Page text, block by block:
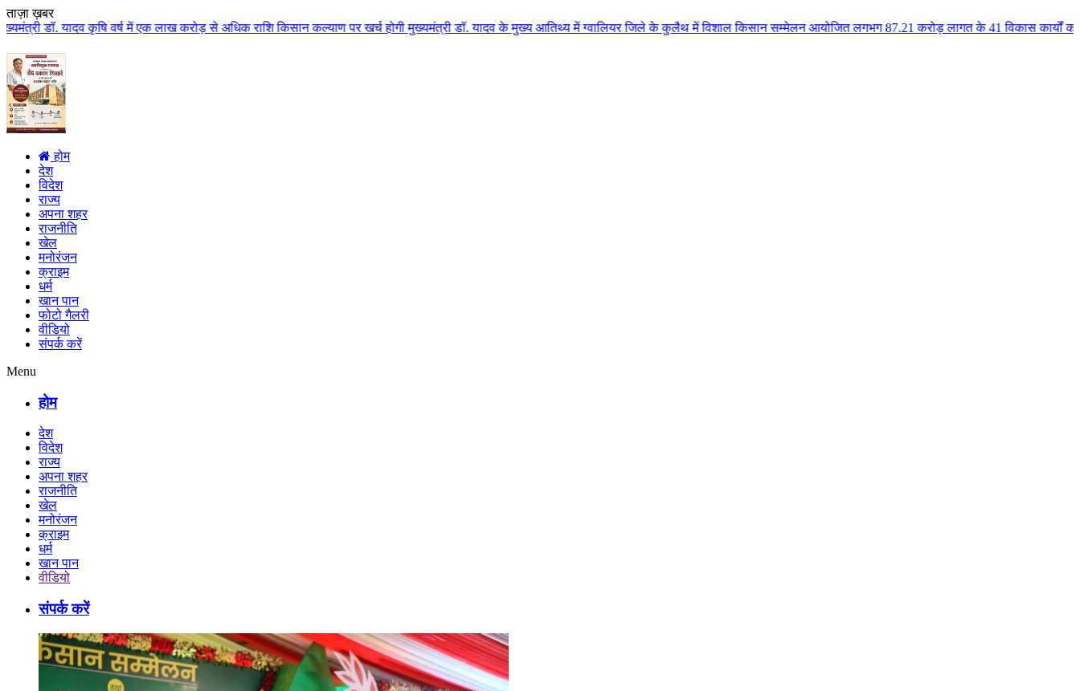
ताज़ा ख़बर
वर्ष में एक लाख करोड़ से अधिक राशि किसान कल्याण पर खर्च होगी मुख्यमंत्री डॉ. यादव के मुख्य आतिथ्य में ग्वालियर जिले के कुलैथ में विशाल किसान सम्मेलन आयोजित लगभग 87.21 करोड़ लागत के 41 विकास कार्यों का किया लोकार्पण
होम
देश
विदेश
राज्य
अपना शहर
राजनीति
खेल
मनोरंजन
क्राइम
धर्म
खान पान
फोटो गैलरी
वीडियो
संपर्क करें
Menu
होम
देश
विदेश
राज्य
अपना शहर
राजनीति
खेल
मनोरंजन
क्राइम
धर्म
खान पान
वीडियो
संपर्क करें